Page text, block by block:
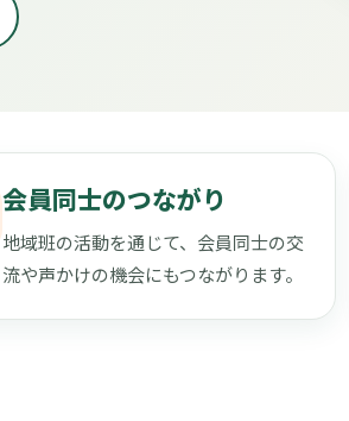
会員同士のつながり
地域班の活動を通じて、会員同士の交
流や声かけの機会にもつながります。